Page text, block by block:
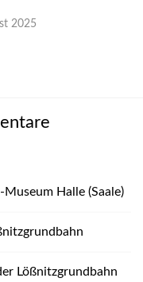
2025
Halle (Saale)
Lößnitzgrundbahn